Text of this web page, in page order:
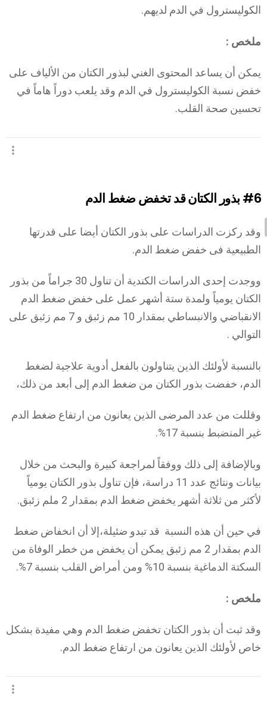
الكوليسترول في الدم لديهم.
ملخص :
يمكن أن يساعد المحتوى الغني لبذور الكتان من الألياف على
خفض نسبة الكوليسترول في الدم وقد يلعب دوراً هاماً في
تحسين صحة القلب.
#6 بذور الكتان قد تخفض ضغط الدم
وقد ركزت الدراسات على بذور الكتان أيضا على قدرتها
الطبيعية فى خفض ضغط الدم.
ووجدت إحدى الدراسات الكندية أن تناول 30 جراماً من بذور
الكتان يومياً ولمدة ستة أشهر عمل على خفض ضغط الدم
الانقباضي والانبساطي بمقدار 10 مم زئبق و 7 مم زئبق على
التوالي .
بالنسبة لأولئك الذين يتناولون بالفعل أدوية علاجية لضغط
الدم، خفضت بذور الكتان من ضغط الدم إلى أبعد من ذلك،
وقللت من عدد المرضى الذين يعانون من ارتفاع ضغط الدم
غير المنضبط بنسبة 17%.
وبالإضافة إلى ذلك ووفقاً لمراجعة كبيرة والبحث من خلال
بيانات ونتائج عدد 11 دراسة، فإن تناول بذور الكتان يومياً
لأكثر من ثلاثة أشهر يخفض ضغط الدم بمقدار 2 ملم زئبق.
في حين أن هذه النسبة قد تبدو ضئيلة،إلا أن انخفاض ضغط
الدم بمقدار 2 مم زئبق يمكن أن يخفض من خطر الوفاة من
السكتة الدماغية بنسبة 10% ومن أمراض القلب بنسبة 7%.
ملخص :
وقد ثبت أن بذور الكتان تخفض ضغط الدم وهي مفيدة بشكل
خاص لأولئك الذين يعانون من ارتفاع ضغط الدم.